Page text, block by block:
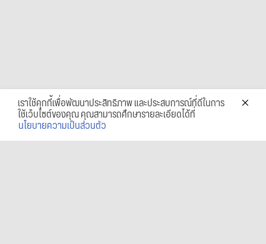
เราใช้คุกกี้เพื่อพัฒนาประสิทธิภาพ และประสบการณ์ที่ดีในการ
ใช้เว็บไซต์ของคุณ คุณสามารถศึกษารายละเอียดได้ที่
นโยบายความเป็นส่วนตัว